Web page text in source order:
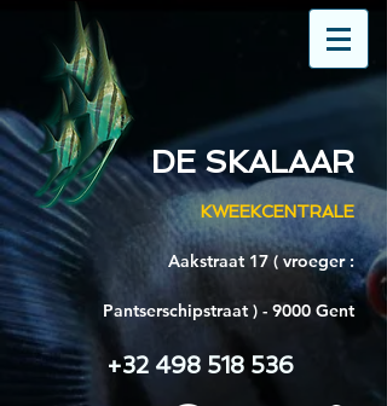
DE SKALAAR
KWEEKCENTRALE
Aakstraat 17 ( vroeger :
Pantserschipstraat ) - 9000 Gent
+32 498 518 536